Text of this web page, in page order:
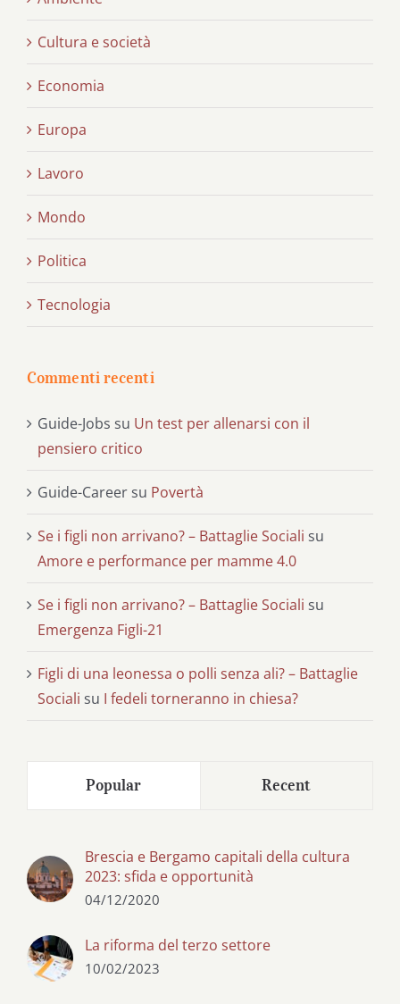
Cultura e società
Economia
Europa
Lavoro
Mondo
Politica
Tecnologia
Commenti recenti
Guide-Jobs su Un test per allenarsi con il
pensiero critico
Guide-Career su Povertà
Se i figli non arrivano? – Battaglie Sociali su
Amore e performance per mamme 4.0
Se i figli non arrivano? – Battaglie Sociali su
Emergenza Figli-21
Figli di una leonessa o polli senza ali? – Battaglie
Sociali su I fedeli torneranno in chiesa?
Popular Recent
Brescia e Bergamo capitali della cultura
2023: sfida e opportunità
04/12/2020
La riforma del terzo settore
10/02/2023